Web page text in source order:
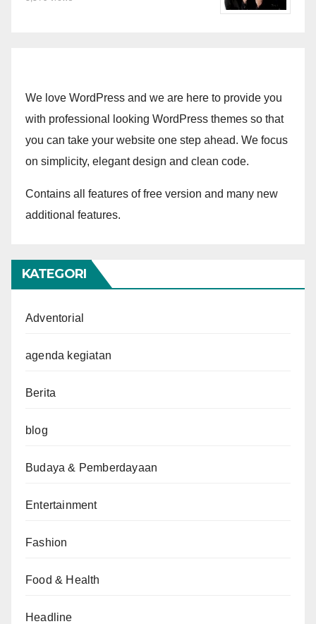
We love WordPress and we are here to provide you
with professional looking WordPress themes so that
you can take your website one step ahead. We focus
on simplicity, elegant design and clean code.
Contains all features of free version and many new
additional features.
KATEGORI
Adventorial
agenda kegiatan
Berita
blog
Budaya & Pemberdayaan
Entertainment
Fashion
Food & Health
Headline